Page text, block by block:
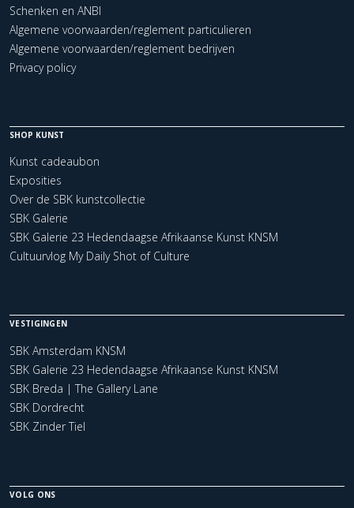
Schenken en ANBI
Algemene voorwaarden/reglement particulieren
Algemene voorwaarden/reglement bedrijven
Privacy policy
SHOP KUNST
Kunst cadeaubon
Exposities
Over de SBK kunstcollectie
SBK Galerie
SBK Galerie 23 Hedendaagse Afrikaanse Kunst KNSM
Cultuurvlog My Daily Shot of Culture
VESTIGINGEN
SBK Amsterdam KNSM
SBK Galerie 23 Hedendaagse Afrikaanse Kunst KNSM
SBK Breda | The Gallery Lane
SBK Dordrecht
SBK Zinder Tiel
VOLG ONS